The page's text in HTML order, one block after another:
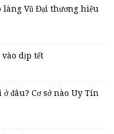
làng Vũ Đại thương hiệu
vào dịp tết
đâu? Cơ sở nào Uy Tín